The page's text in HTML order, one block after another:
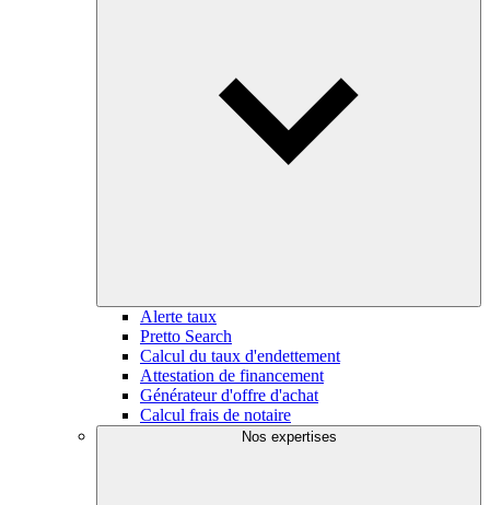
Alerte taux
Pretto Search
Calcul du taux d'endettement
Attestation de financement
Générateur d'offre d'achat
Calcul frais de notaire
Nos expertises